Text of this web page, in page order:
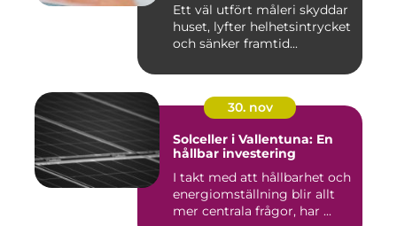
Ett väl utfört måleri skyddar
huset, lyfter helhetsintrycket
och sänker framtid...
30. nov
Solceller i Vallentuna: En
hållbar investering
I takt med att hållbarhet och
energiomställning blir allt
mer centrala frågor, har ...